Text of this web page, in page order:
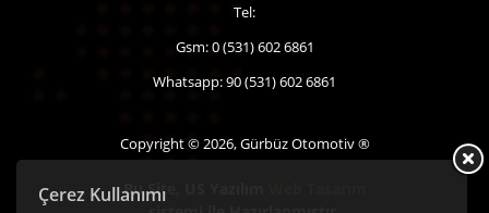
Çerez Kullanımı
Tel:
Gsm: 0 (531) 602 6861
Whatsapp: 90 (531) 602 6861
Copyright © 2026, Gürbüz Otomotiv ®
Bu Site,